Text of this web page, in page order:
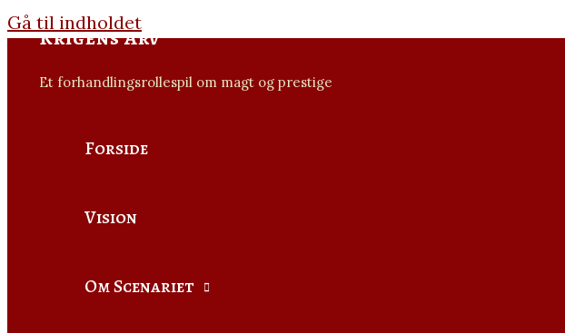
Gå til indholdet
Krigens Arv
Et forhandlingsrollespil om magt og prestige
Forside
Vision
Om Scenariet